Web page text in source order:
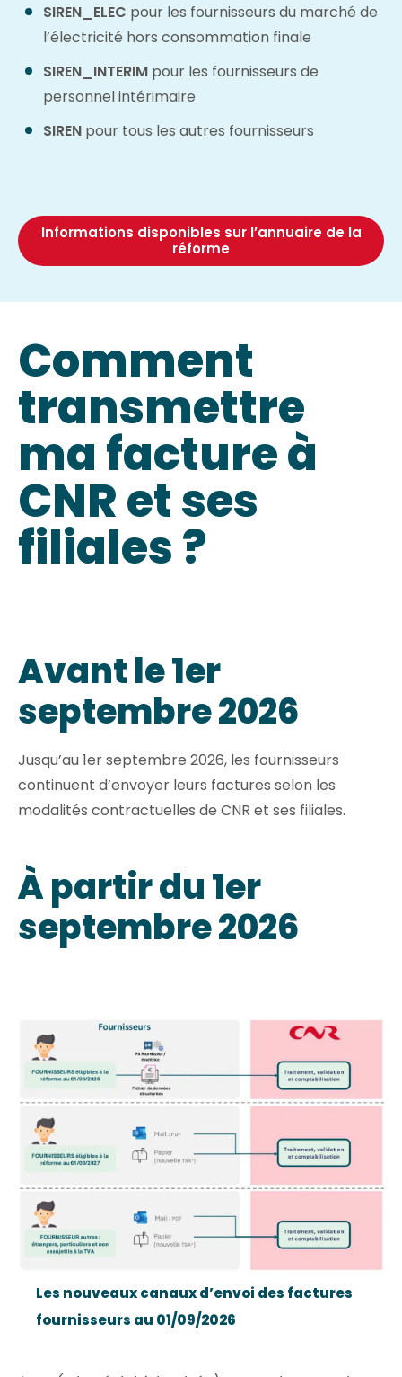
SIREN_ELEC pour les fournisseurs du marché de
l’électricité hors consommation finale
SIREN_INTERIM pour les fournisseurs de
personnel intérimaire
SIREN pour tous les autres fournisseurs
Informations disponibles sur l’annuaire de la
réforme
Comment
transmettre
ma facture à
CNR et ses
filiales ?
Avant le 1er
septembre 2026
Jusqu’au 1er septembre 2026, les fournisseurs
continuent d’envoyer leurs factures selon les
modalités contractuelles de CNR et ses filiales.
À partir du 1er
septembre 2026
Les nouveaux canaux d’envoi des factures
fournisseurs au 01/09/2026